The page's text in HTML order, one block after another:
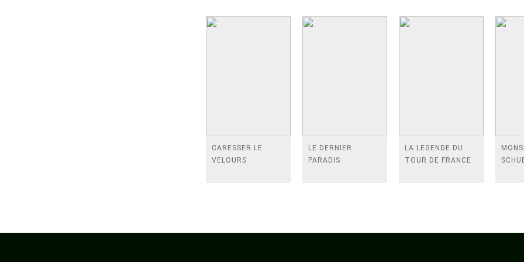
CARESSER LE
VELOURS
LE DERNIER
PARADIS
LA LEGENDE DU
TOUR DE FRANCE